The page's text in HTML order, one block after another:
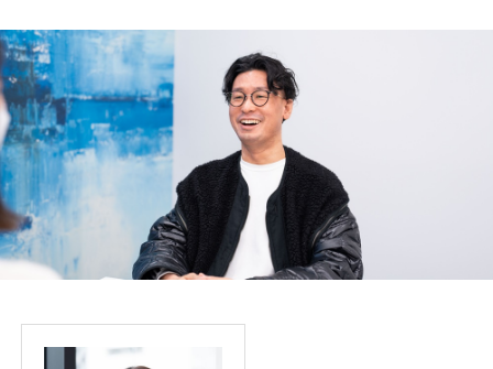
採用情報
エントリー
会社TOP 採用TOP 会社概要 業務内容